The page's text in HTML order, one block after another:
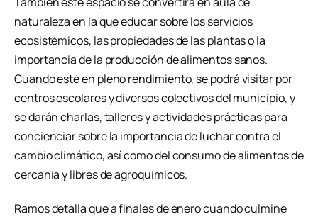
naturaleza en la que educar sobre los servicios
ecosistémicos, las propiedades de las plantas o la
importancia de la producción de alimentos sanos.
Cuando esté en pleno rendimiento, se podrá visitar por
centros escolares y diversos colectivos del municipio, y
se darán charlas, talleres y actividades prácticas para
concienciar sobre la importancia de luchar contra el
cambio climático, así como del consumo de alimentos de
cercanía y libres de agroquímicos.
Ramos detalla que a finales de enero cuando culmine